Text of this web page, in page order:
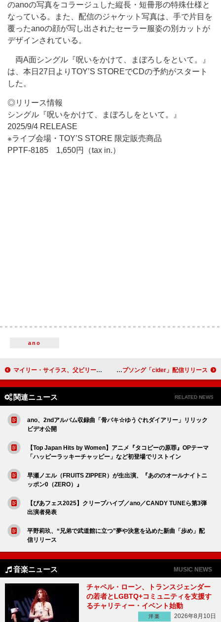
のanoの写真をコラージュした縦長・短冊形の特殊仕様と
なっている。また、配信のジャケット写真は、手で片目を
覆ったanoの顔が写し出されたセーラー服姿の別カットが
デザインされている。
両A面シングル『呪いをかけて、まぼろしをといて。』
は、本日27日よりTOY’S STOREでCDの予約がスタート
した。
◎リリース情報
シングル『呪いをかけて、まぼろしをといて。』
2025/9/4 RELEASE
※ライブ会場・TOY’S STORE 限定販売商品
PPTF-8185 1,650円（tax in.）
ano
マイリー・サイラス、父ビリー・レイの64歳の誕生日に未発表曲「Secrets」をプレゼント アワタワカナ、爽快なサウンドが重なり合うポップソング「cider」配信リリース
関連ニュース RELATED NEWS
ano、2ndアルバム収録曲「骨バキ☆ゆうぐれダイアリー」リリック
ビデオ公開
【Top Japan Hits by Women】アニメ『タコピーの原罪』OPテーマ
「ハッピーラッキーチャッピー」など初登場でリストイン
早瀬ノエル（FRUITS ZIPPER）が生出演、『あののオールナイトニ
ッポン0（ZERO）』
【ぴあフェス2025】クリープハイプ／ano／CANDY TUNEら第3弾
出演者発表
平野莉玖、“兄弟で武道館に立つ”夢や決意を込めた新曲「歩め」配
信リリース
音楽ニュース MUSIC NEWS
チャペル・ローン、トランスジェンダー
の若者とLGBTQ+コミュニティを支援す
るチャリティー・イベント始動
洋楽 2026年8月10日